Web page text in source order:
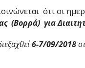
ότι οι
(Βορρά) για
6-7/09/2018